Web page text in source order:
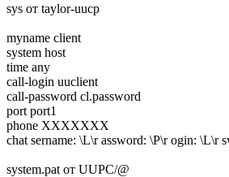
sys от taylor-uucp
myname client
system host
time any
call-login uuclient
call-password cl.password
port port1
phone XXXXXXX
chat sername: \L\r assword: \P\r ogin: \L\r
system.pat от UUPC/@